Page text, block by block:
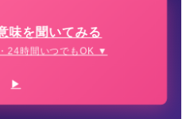
味を聞いてみる
24時間いつでもOK ▼